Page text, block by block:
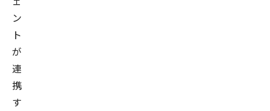
ン
ト
が
連
携
す